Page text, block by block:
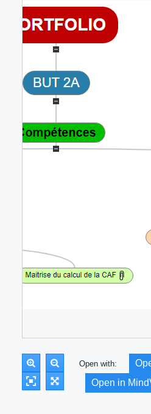
Open with:
Open in